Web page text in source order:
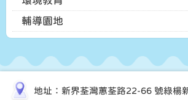
輔導園地
地址：新界荃灣蕙荃路22-66 號綠楊